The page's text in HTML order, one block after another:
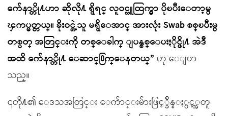
က်ေနာ္တို႔ဟာ ဆိုလို႔ ရွိရင္ လူဝင္လူထြက္မွာ ပိုၿပီးေတာ့မွ
ၾကပ္မတ္တယ္။ ခိုးဝင္တဲ့သူ မရွိေအာင္ အားလုံး Swab စစ္ၿပီးမွ
တစ္ပတ္ အတြင္းကို တစ္ေခါက္ ျပန္စစ္ေပးႏိုင္ဖို႔ အဲဒီ
အထိ က်ေနာ္တို႔ ေဆာင္႐ြက္ေနတယ္” ဟု ေျပာ
သည္။
၎တို႔၏ ေဒသအတြင္း ေက်ာင္းမ်ားဖြင့္ခ်ိန္ႏွင့္အတူ